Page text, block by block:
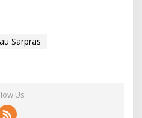
Sarpras
Us